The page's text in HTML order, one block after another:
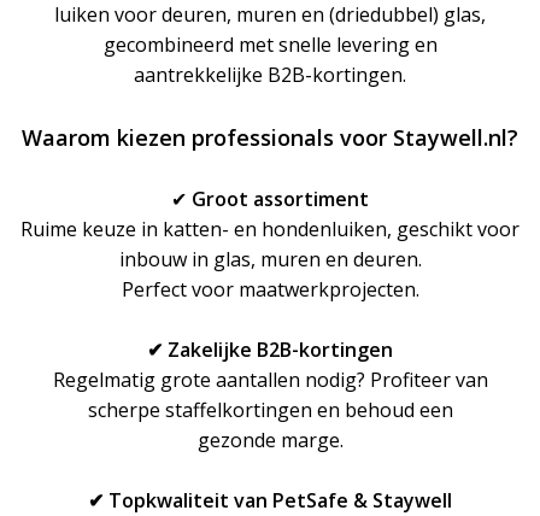
luiken voor deuren, muren en (driedubbel) glas,
gecombineerd met snelle levering en
aantrekkelijke B2B-kortingen.
Waarom kiezen professionals voor Staywell.nl?
✔ Groot assortiment
Ruime keuze in katten- en hondenluiken, geschikt voor
inbouw in glas, muren en deuren.
Perfect voor maatwerkprojecten.
✔ Zakelijke B2B-kortingen
Regelmatig grote aantallen nodig? Profiteer van
scherpe staffelkortingen en behoud een
gezonde marge.
✔ Topkwaliteit van PetSafe & Staywell